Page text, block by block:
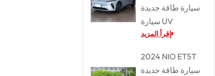
سيارة طاقة جديدة
سيارة UV
إقرأ المزيد
2024 NIO ET5T
سيارة طاقة جديدة